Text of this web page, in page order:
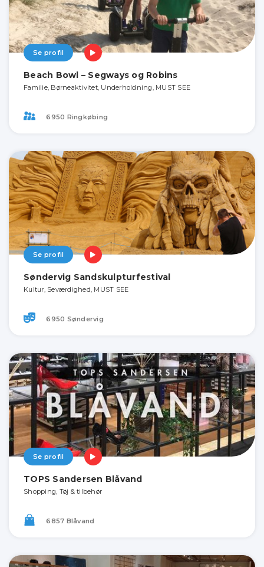
Se profil
Beach Bowl – Segways og Robins
Familie, Børneaktivitet, Underholdning, MUST SEE
6950 Ringkøbing
Se profil
Søndervig Sandskulpturfestival
Kultur, Seværdighed, MUST SEE
6950 Søndervig
Se profil
TOPS Sandersen Blåvand
Shopping, Tøj & tilbehør
6857 Blåvand